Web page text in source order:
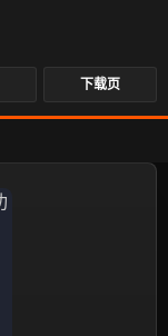
下载页